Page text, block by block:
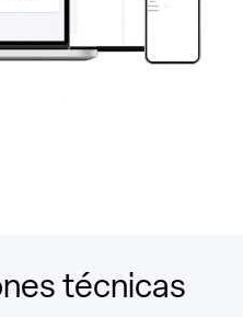
técnicas